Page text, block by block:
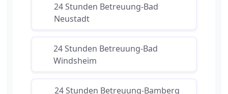
24 Stunden Betreuung-Bad
Neustadt
24 Stunden Betreuung-Bad
Windsheim
24 Stunden Betreuung-Bamberg